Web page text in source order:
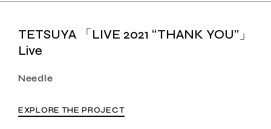
TETSUYA 「LIVE 2021 “THANK YOU”」
Live
Needle
EXPLORE THE PROJECT